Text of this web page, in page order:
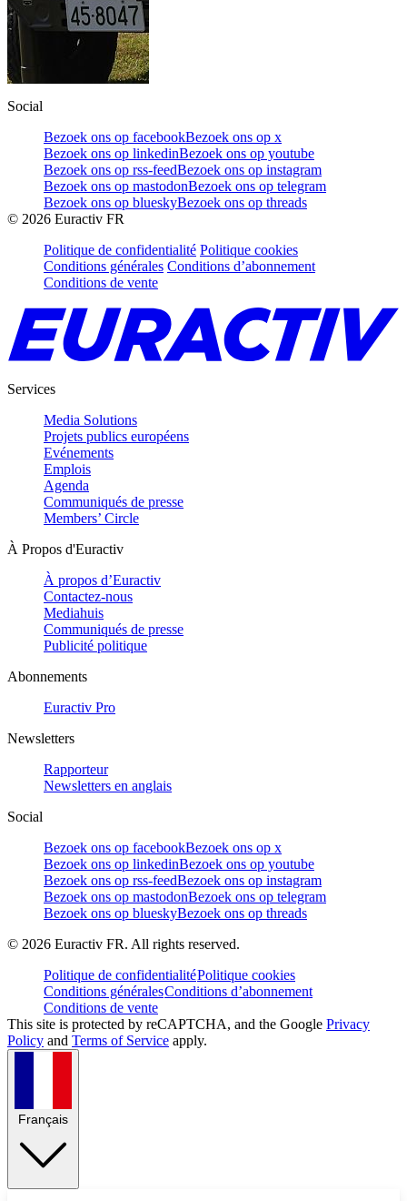
Social
Bezoek ons op facebookBezoek ons op x
Bezoek ons op linkedinBezoek ons op youtube
Bezoek ons op rss-feedBezoek ons op instagram
Bezoek ons op mastodonBezoek ons op telegram
Bezoek ons op blueskyBezoek ons op threads
© 2026 Euractiv FR
Politique de confidentialité Politique cookies
Conditions générales Conditions d’abonnement
Conditions de vente
Services
Media Solutions
Projets publics européens
Evénements
Emplois
Agenda
Communiqués de presse
Members’ Circle
À Propos d'Euractiv
À propos d’Euractiv
Contactez-nous
Mediahuis
Communiqués de presse
Publicité politique
Abonnements
Euractiv Pro
Newsletters
Rapporteur
Newsletters en anglais
Social
Bezoek ons op facebookBezoek ons op x
Bezoek ons op linkedinBezoek ons op youtube
Bezoek ons op rss-feedBezoek ons op instagram
Bezoek ons op mastodonBezoek ons op telegram
Bezoek ons op blueskyBezoek ons op threads
© 2026 Euractiv FR. All rights reserved.
Politique de confidentialitéPolitique cookies
Conditions généralesConditions d’abonnement
Conditions de vente
This site is protected by reCAPTCHA, and the Google Privacy
Policy and Terms of Service apply.
Français